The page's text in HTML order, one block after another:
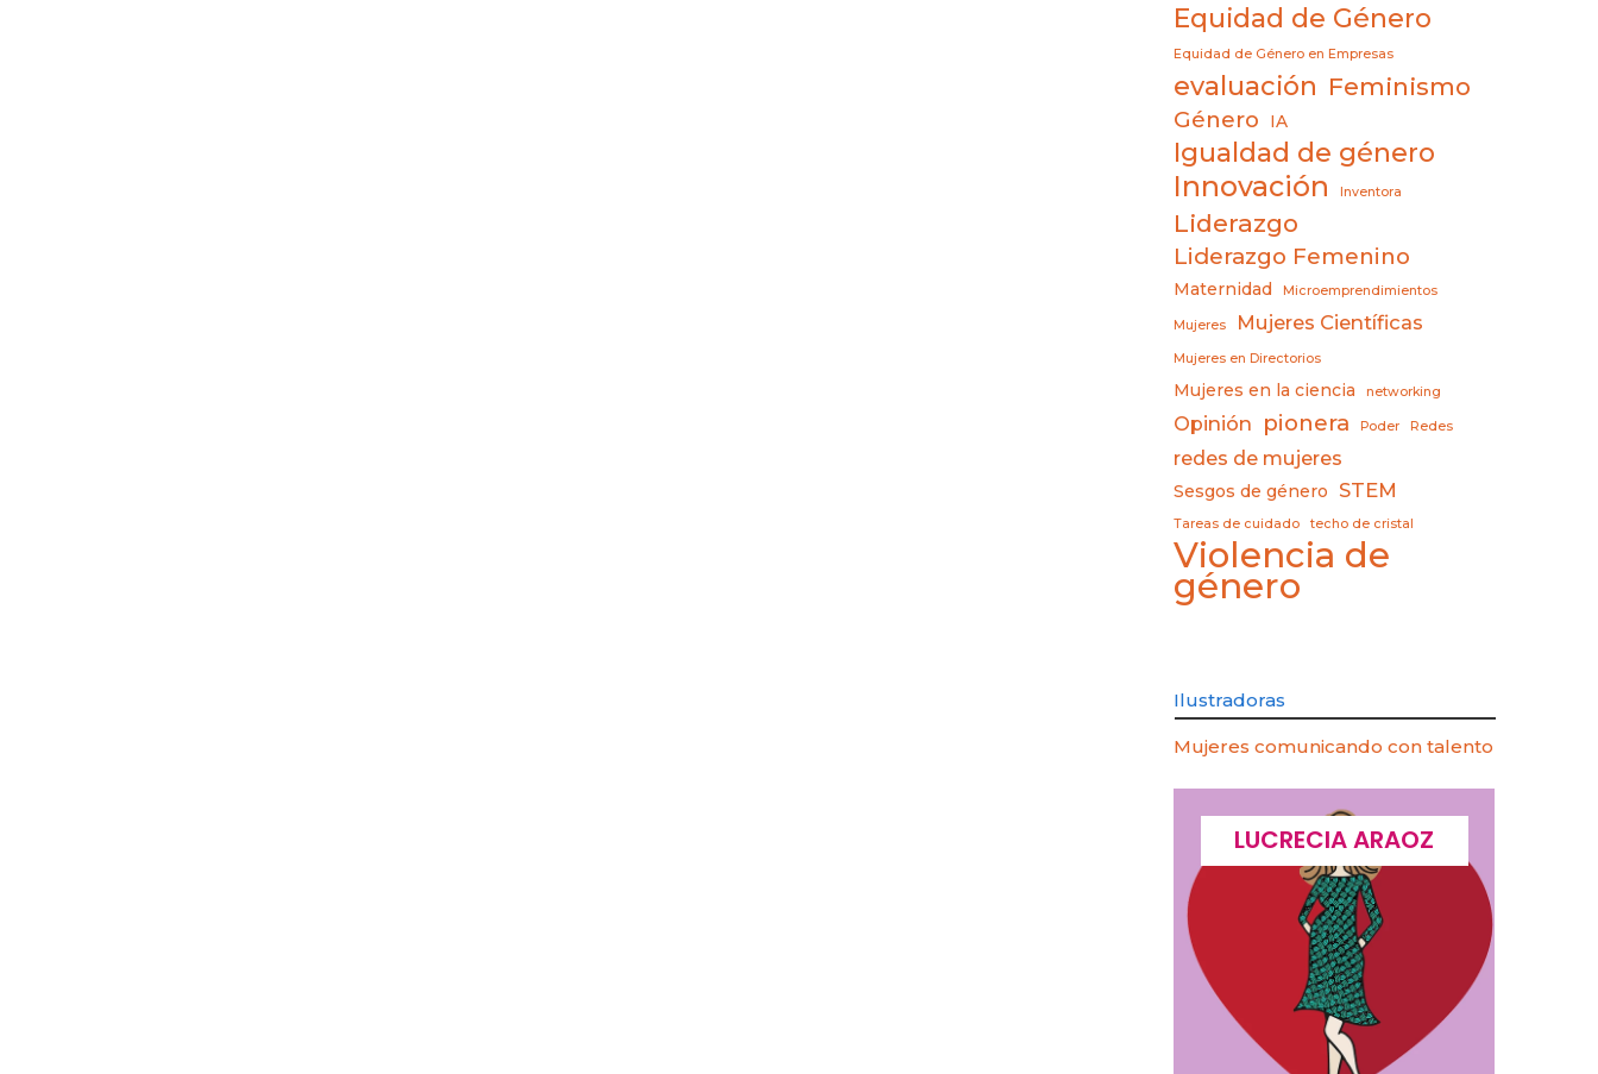
Equidad de Género
Equidad de Género en Empresas
evaluación Feminismo
Género IA
Igualdad de género
Innovación Inventora
Liderazgo
Liderazgo Femenino
Maternidad Microemprendimientos
Mujeres Mujeres Científicas
Mujeres en Directorios
Mujeres en la ciencia networking
Opinión pionera Poder Redes
redes de mujeres
Sesgos de género STEM
Tareas de cuidado techo de cristal
Violencia de
género
Ilustradoras
Mujeres comunicando con talento
LUCRECIA ARAOZ